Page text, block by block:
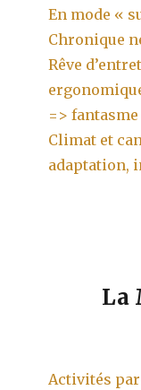
En mode «
Chronique
Rêve
=>
Climat et
adaptation,
La
Activités